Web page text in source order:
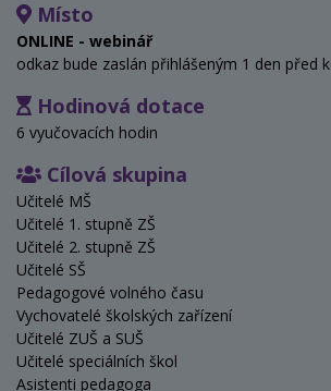
Místo
ONLINE - webinář
odkaz bude zaslán přihlášeným 1 den před
Hodinová dotace
6 vyučovacích hodin
Cílová skupina
Učitelé MŠ
Učitelé 1. stupně ZŠ
Učitelé 2. stupně ZŠ
Učitelé SŠ
Pedagogové volného času
Vychovatelé školských zařízení
Učitelé ZUŠ a SUŠ
Učitelé speciálních škol
Asistenti pedagoga